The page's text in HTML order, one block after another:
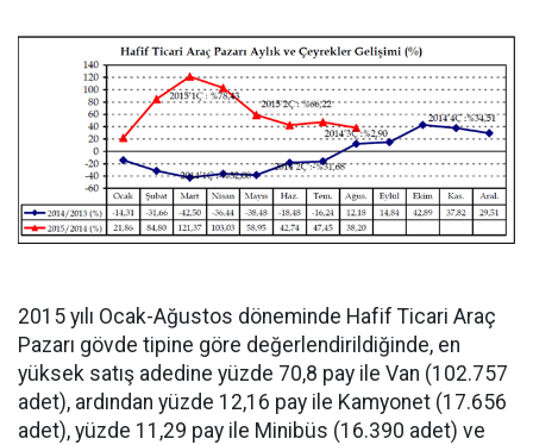
2015 yılı Ocak-Ağustos döneminde Hafif Ticari Araç
Pazarı gövde tipine göre değerlendirildiğinde, en
yüksek satış adedine yüzde 70,8 pay ile Van (102.757
adet), ardından yüzde 12,16 pay ile Kamyonet (17.656
adet), yüzde 11,29 pay ile Minibüs (16.390 adet) ve